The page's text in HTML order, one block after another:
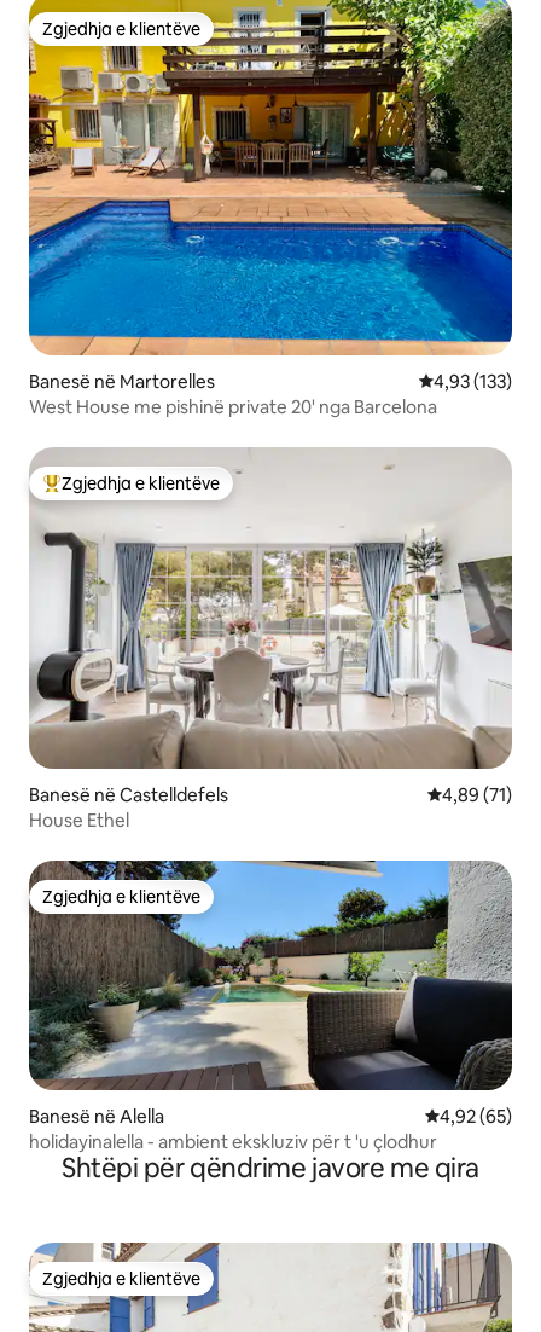
Zgjedhja e klientëve
Zgjedhja e klientëve
Banesë në Martorelles Vlerësimi
4,93 (133)
West House me pishinë private 20' nga Barcelona
Më të mirat e zgjedhjeve të klientëve
Zgjedhja e klientëve
Banesë në Castelldefels Vlerësimi
4,89 (71)
House Ethel
Zgjedhja e klientëve
Zgjedhja e klientëve
Banesë në Alella Vlerësimi
4,92 (65)
holidayinalella - ambient ekskluziv për t 'u çlodhur
Shtëpi për qëndrime javore me qira
Zgjedhja e klientëve
Zgjedhja e klientëve